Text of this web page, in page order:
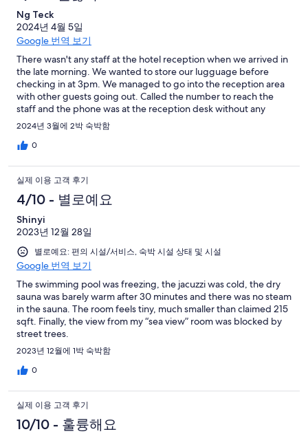
Ng Teck
2024년 4월 5일
Google 번역 보기
There wasn't any staff at the hotel reception when we arrived in
the late morning. We wanted to store our lugguage before
checking in at 3pm. We managed to go into the reception area
with other guests going out. Called the number to reach the
staff and the phone was at the reception desk without any
attendance!
2024년 3월에 2박 숙박함
0
실제 이용 고객 후기
4/10 - 별로예요
Shinyi
2023년 12월 28일
별로예요: 편의 시설/서비스, 숙박 시설 상태 및 시설
Google 번역 보기
The swimming pool was freezing, the jacuzzi was cold, the dry
sauna was barely warm after 30 minutes and there was no steam
in the sauna. The room feels tiny, much smaller than claimed 215
sqft. Finally, the view from my “sea view” room was blocked by
street trees.
2023년 12월에 1박 숙박함
0
실제 이용 고객 후기
10/10 - 훌륭해요